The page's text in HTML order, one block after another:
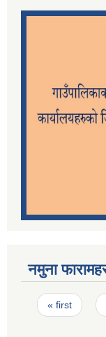
नमुना
Pages
« first